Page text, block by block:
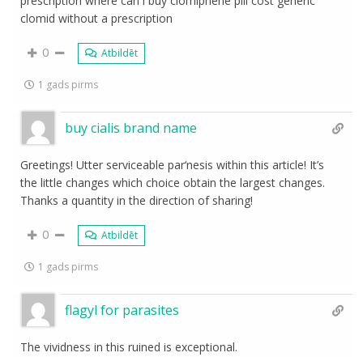
clomid without a prescription
0 Atbildēt
1 gads pirms
buy cialis brand name
Greetings! Utter serviceable par‘nesis within this article! It’s
the little changes which choice obtain the largest changes.
Thanks a quantity in the direction of sharing!
0 Atbildēt
1 gads pirms
flagyl for parasites
The vividness in this ruined is exceptional.